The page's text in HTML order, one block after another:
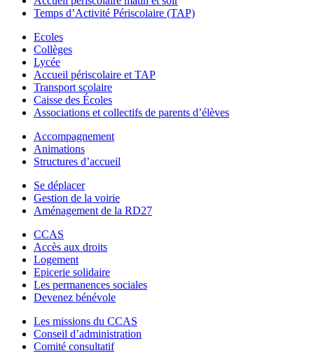
Temps d’Activité Périscolaire (TAP)
Ecoles
Collèges
Lycée
Accueil périscolaire et TAP
Transport scolaire
Caisse des Écoles
Associations et collectifs de parents d’élèves
Accompagnement
Animations
Structures d’accueil
Se déplacer
Gestion de la voirie
Aménagement de la RD27
CCAS
Accès aux droits
Logement
Epicerie solidaire
Les permanences sociales
Devenez bénévole
Les missions du CCAS
Conseil d’administration
Comité consultatif